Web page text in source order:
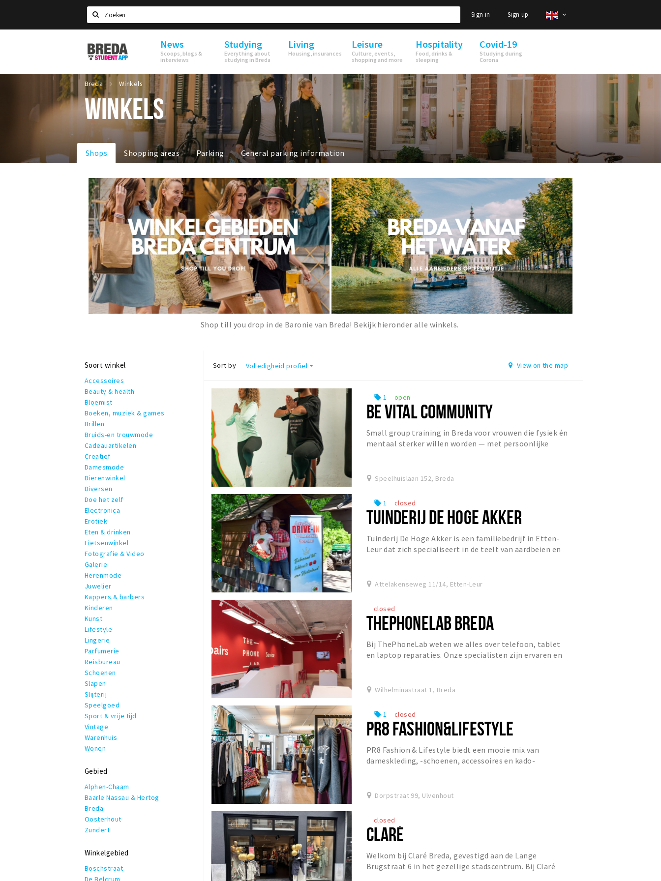
Search
Sign in Sign up
Breda
Student
News
Scoops, blogs &
interviews
Studying
Everything about
studying in Breda
Living
Housing, insurances
Leisure
Culture, events,
shopping and more
Hospitality
Food, drinks &
sleeping
Covid-19
Studying during
Corona
Breda Winkels
WINKELS
Shops Shopping areas Parking General parking information
Shop till you drop in de Baronie van Breda! Bekijk hieronder alle winkels.
Soort winkel
Accessoires
Beauty & health
Bloemist
Boeken, muziek & games
Brillen
Bruids-en trouwmode
Cadeauartikelen
Creatief
Damesmode
Dierenwinkel
Diversen
Doe het zelf
Electronica
Erotiek
Eten & drinken
Fietsenwinkel
Fotografie & Video
Galerie
Herenmode
Juwelier
Kappers & barbers
Kinderen
Kunst
Lifestyle
Lingerie
Parfumerie
Reisbureau
Schoenen
Slapen
Slijterij
Speelgoed
Sport & vrije tijd
Vintage
Warenhuis
Wonen
Gebied
Alphen-Chaam
Baarle Nassau & Hertog
Breda
Oosterhout
Zundert
Winkelgebied
Boschstraat
De Belcrum
Sort by Volledigheid profiel View on the map
local_offer 1 open
BE VITAL COMMUNITY
Small group training in Breda voor vrouwen die fysiek én
mentaal sterker willen worden — met persoonlijke
Speelhuislaan 152, Breda
local_offer 1 closed
TUINDERIJ DE HOGE AKKER
Tuinderij De Hoge Akker is een familiebedrijf in Etten-
Leur dat zich specialiseert in de teelt van aardbeien en
Attelakenseweg 11/14, Etten-Leur
closed
THEPHONELAB BREDA
Bij ThePhoneLab weten we alles over telefoon, tablet
en laptop reparaties. Onze specialisten zijn ervaren en
Wilhelminastraat 1, Breda
local_offer 1 closed
PR8 FASHION&LIFESTYLE
PR8 Fashion & Lifestyle biedt een mooie mix van
dameskleding, -schoenen, accessoires en kado-
Dorpstraat 99, Ulvenhout
closed
CLARÉ
Welkom bij Claré Breda, gevestigd aan de Lange
Brugstraat 6 in het gezellige stadscentrum. Bij Claré